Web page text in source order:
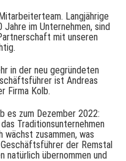
Langjährige
im Unternehmen, sind
mit unseren
in der neu gegründeten
ist Andreas
Firma Kolb.
es zum Dezember 2022:
Traditionsunternehmen
wächst zusammen, was
der Remstal
natürlich übernommen und